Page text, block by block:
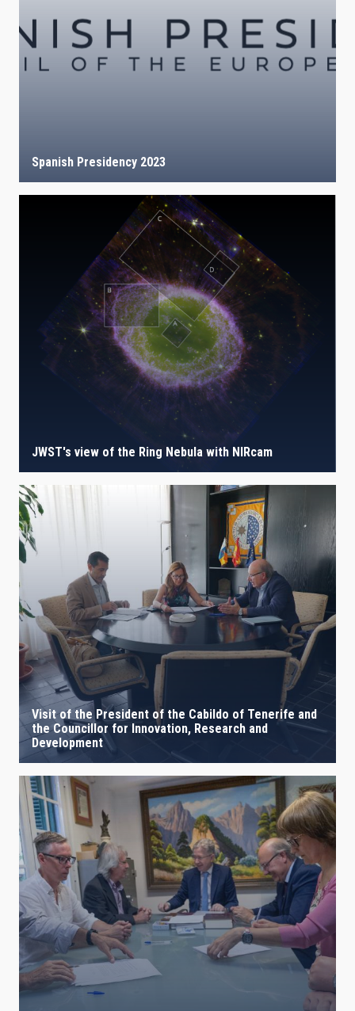
Spanish Presidency 2023
JWST's view of the Ring Nebula with NIRcam
Visit of the President of the Cabildo of Tenerife and
the Councillor for Innovation, Research and
Development